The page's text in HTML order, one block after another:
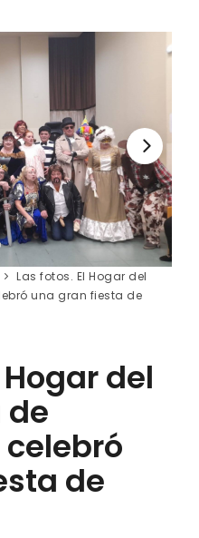
Las fotos. El Hogar del
una gran fiesta de
del
de
de